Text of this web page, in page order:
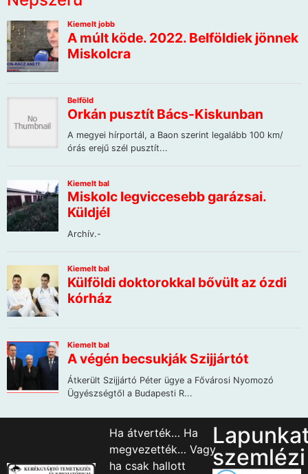
Ha átverték… Ha
megvezették… Vagy
ha csak hallott
szemlézi